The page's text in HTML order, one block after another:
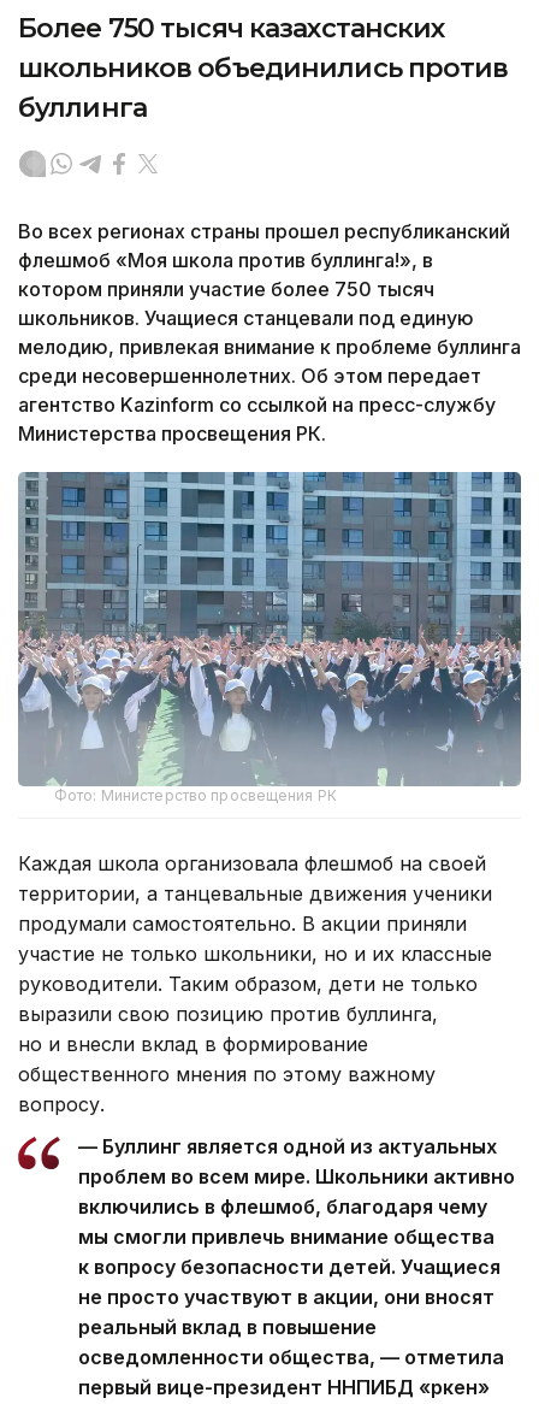
Более 750 тысяч казахстанских
школьников объединились против
буллинга
Во всех регионах страны прошел республиканский
флешмоб «Моя школа против буллинга!», в
котором приняли участие более 750 тысяч
школьников. Учащиеся станцевали под единую
мелодию, привлекая внимание к проблеме буллинга
среди несовершеннолетних. Об этом передает
агентство Kazinform со ссылкой на пресс-службу
Министерства просвещения РК.
Фото: Министерство просвещения РК
Каждая школа организовала флешмоб на своей
территории, а танцевальные движения ученики
продумали самостоятельно. В акции приняли
участие не только школьники, но и их классные
руководители. Таким образом, дети не только
выразили свою позицию против буллинга,
но и внесли вклад в формирование
общественного мнения по этому важному
вопросу.
— Буллинг является одной из актуальных
проблем во всем мире. Школьники активно
включились в флешмоб, благодаря чему
мы смогли привлечь внимание общества
к вопросу безопасности детей. Учащиеся
не просто участвуют в акции, они вносят
реальный вклад в повышение
осведомленности общества, — отметила
первый вице-президент ННПИБД «Өркен»